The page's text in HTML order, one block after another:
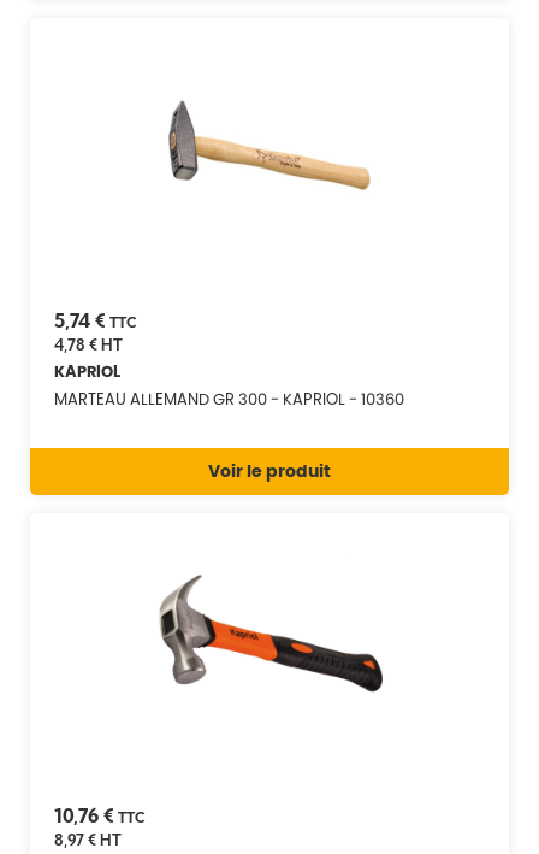
5,74 € TTC
4,78 €HT
KAPRIOL
MARTEAU ALLEMAND GR 300 - KAPRIOL - 10360
Voir le produit
10,76 € TTC
8,97 €HT